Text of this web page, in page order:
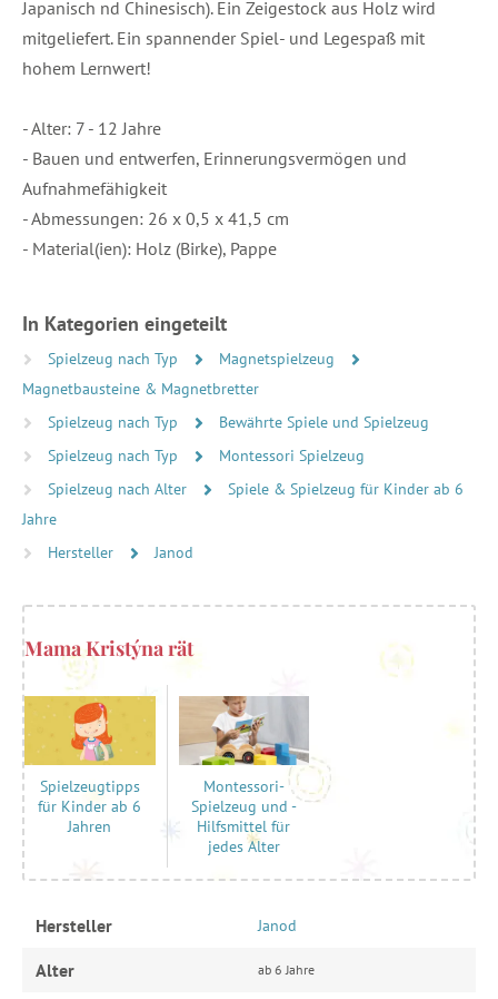
Japanisch nd Chinesisch). Ein Zeigestock aus Holz wird
mitgeliefert. Ein spannender Spiel- und Legespaß mit
hohem Lernwert!
- Alter: 7 - 12 Jahre
- Bauen und entwerfen, Erinnerungsvermögen und
Aufnahmefähigkeit
- Abmessungen: 26 x 0,5 x 41,5 cm
- Material(ien): Holz (Birke), Pappe
In Kategorien eingeteilt
Spielzeug nach Typ
Magnetspielzeug
Magnetbausteine & Magnetbretter
Spielzeug nach Typ
Bewährte Spiele und Spielzeug
Spielzeug nach Typ
Montessori Spielzeug
Spielzeug nach Alter
Spiele & Spielzeug für Kinder ab 6
Jahre
Hersteller
Janod
Mama Kristýna rät
Spielzeugtipps
für Kinder ab 6
Jahren
Montessori-
Spielzeug und -
Hilfsmittel für
jedes Alter
Hersteller Janod
Alter ab 6 Jahre